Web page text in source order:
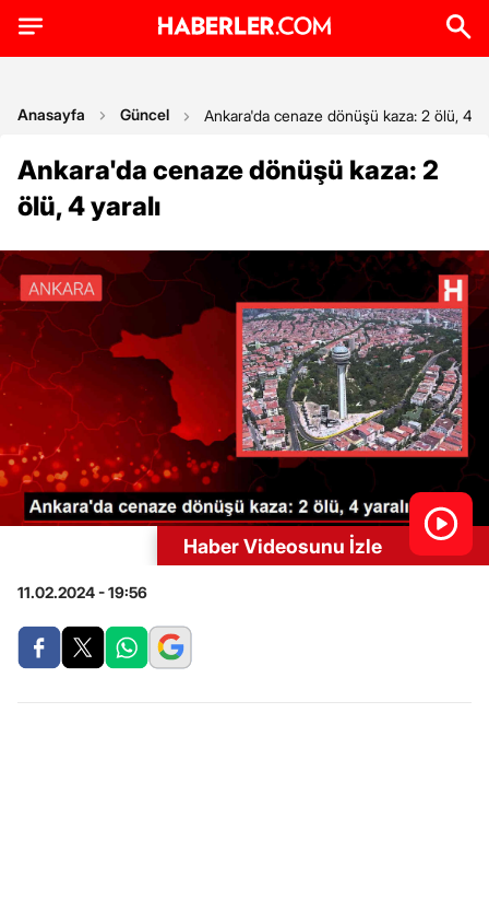
Anasayfa Güncel Ankara'da cenaze dönüşü kaza: 2 ölü, 4
Ankara'da cenaze dönüşü kaza: 2
ölü, 4 yaralı
Haber Videosunu İzle
11.02.2024 - 19:56